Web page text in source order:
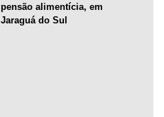
pensão alimentícia, em
Jaraguá do Sul